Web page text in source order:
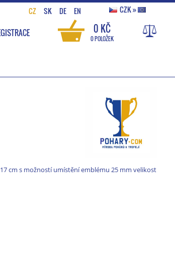
CZ SK DE EN CZK»
0 KČ
0 POLOŽEK
cm s možností umístění emblému 25 mm velikost